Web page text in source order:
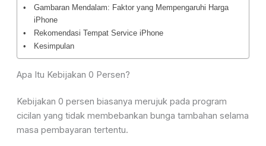
Gambaran Mendalam: Faktor yang Mempengaruhi Harga
iPhone
Rekomendasi Tempat Service iPhone
Kesimpulan
Apa Itu Kebijakan 0 Persen?
Kebijakan 0 persen biasanya merujuk pada program
cicilan yang tidak membebankan bunga tambahan selama
masa pembayaran tertentu.